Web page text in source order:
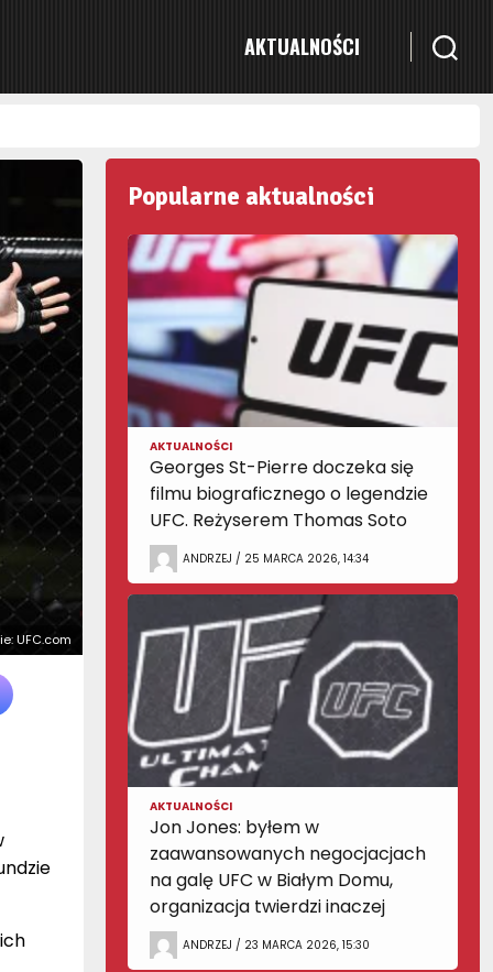
AKTUALNOŚCI
UFC.com
Popularne aktualności
AKTUALNOŚCI
Georges St-Pierre doczeka się
filmu biograficznego o legendzie
UFC. Reżyserem Thomas Soto
ANDRZEJ / 25 MARCA 2026, 14:34
AKTUALNOŚCI
Jon Jones: byłem w
zaawansowanych negocjacjach
na galę UFC w Białym Domu,
organizacja twierdzi inaczej
ANDRZEJ / 23 MARCA 2026, 15:30